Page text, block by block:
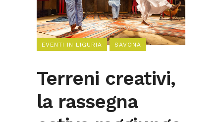
EVENTI IN LIGURIA SAVONA
Terreni creativi,
la rassegna